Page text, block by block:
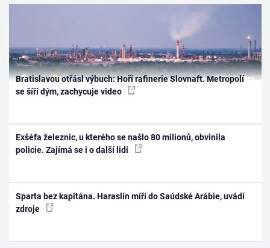
Bratislavou otřásl výbuch: Hoří rafinerie Slovnaft. Metropolí
se šíří dým, zachycuje video
Exšéfa železnic, u kterého se našlo 80 milionů, obvinila
policie. Zajímá se i o další lidi
Sparta bez kapitána. Haraslín míří do Saúdské Arábie, uvádí
zdroje